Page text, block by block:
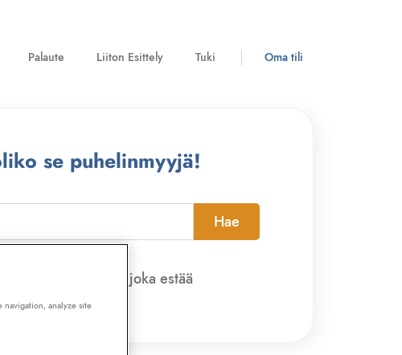
Palaute Liiton Esittely Tuki Oma tili
se puhelinmyyjä!
Hae
Kilpi-sovelluksen, joka estää
navigation, analyze site